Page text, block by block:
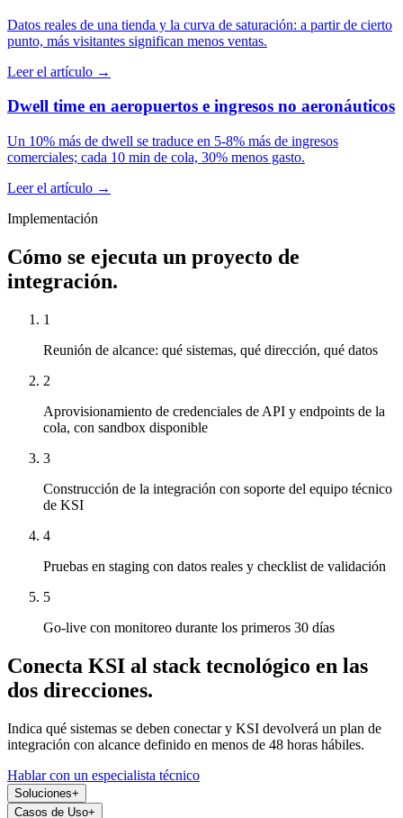
Datos reales de una tienda y la curva de saturación: a partir de cierto
punto, más visitantes significan menos ventas.
Leer el artículo →
Dwell time en aeropuertos e ingresos no aeronáuticos
Un 10% más de dwell se traduce en 5-8% más de ingresos
comerciales; cada 10 min de cola, 30% menos gasto.
Leer el artículo →
Implementación
Cómo se ejecuta un proyecto de
integración.
1
Reunión de alcance: qué sistemas, qué dirección, qué datos
2
Aprovisionamiento de credenciales de API y endpoints de la
cola, con sandbox disponible
3
Construcción de la integración con soporte del equipo técnico
de KSI
4
Pruebas en staging con datos reales y checklist de validación
5
Go-live con monitoreo durante los primeros 30 días
Conecta KSI al stack tecnológico en las
dos direcciones.
Indica qué sistemas se deben conectar y KSI devolverá un plan de
integración con alcance definido en menos de 48 horas hábiles.
Hablar con un especialista técnico
Soluciones+
Casos de Uso+